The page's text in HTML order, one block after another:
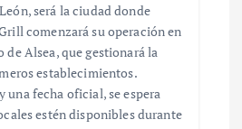
será la ciudad donde
comenzará su operación en
de Alsea, que gestionará la
establecimientos.
una fecha oficial, se espera
estén disponibles durante